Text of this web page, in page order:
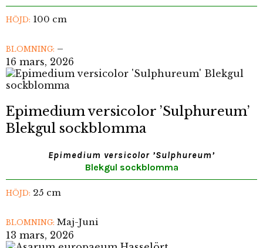
HÖJD: 100 cm
BLOMNING: –
16 mars, 2026
Epimedium versicolor ’Sulphureum’
Blekgul sockblomma
Epimedium versicolor ’Sulphureum’
Blekgul sockblomma
HÖJD: 25 cm
BLOMNING: Maj-Juni
13 mars, 2026